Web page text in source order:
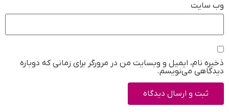
وب‌ سایت
ذخیره نام، ایمیل و وبسایت من در مرورگر برای زمانی که دوباره
دیدگاهی می‌نویسم.